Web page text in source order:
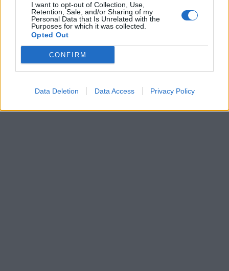
I want to opt-out of Collection, Use,
Retention, Sale, and/or Sharing of my
Personal Data that Is Unrelated with the
Purposes for which it was collected.
Opted Out
CONFIRM
Data Deletion Data Access Privacy Policy
uczuć – dumy i wstydu, pychy i pokory.
Raskolnikow gardzi ludźmi, a zarazem pragnie
ich bliskości. Dostojewski ukazuje, że człowiek
może być jednocześnie zdolny do wielkiego zła i
do głębokiego cierpienia moralnego.